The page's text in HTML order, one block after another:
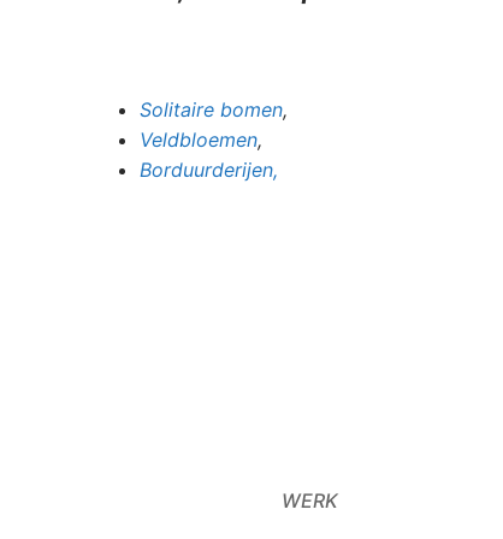
Solitaire bomen,
Veldbloemen,
Borduurderijen,
WERK